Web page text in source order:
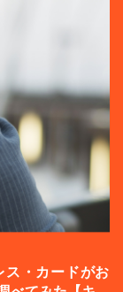
ス・カードがお